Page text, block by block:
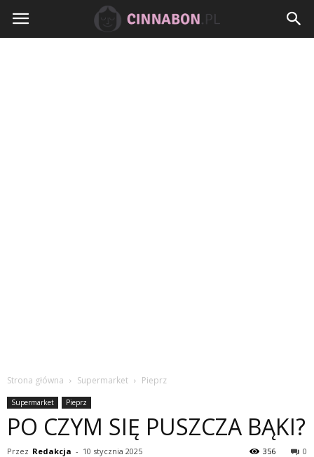
Cinnabon.pl
Strona główna Supermarket Pieprz
Supermarket Pieprz
PO CZYM SIĘ PUSZCZA BĄKI?
Przez Redakcja - 10 stycznia 2025 0
356